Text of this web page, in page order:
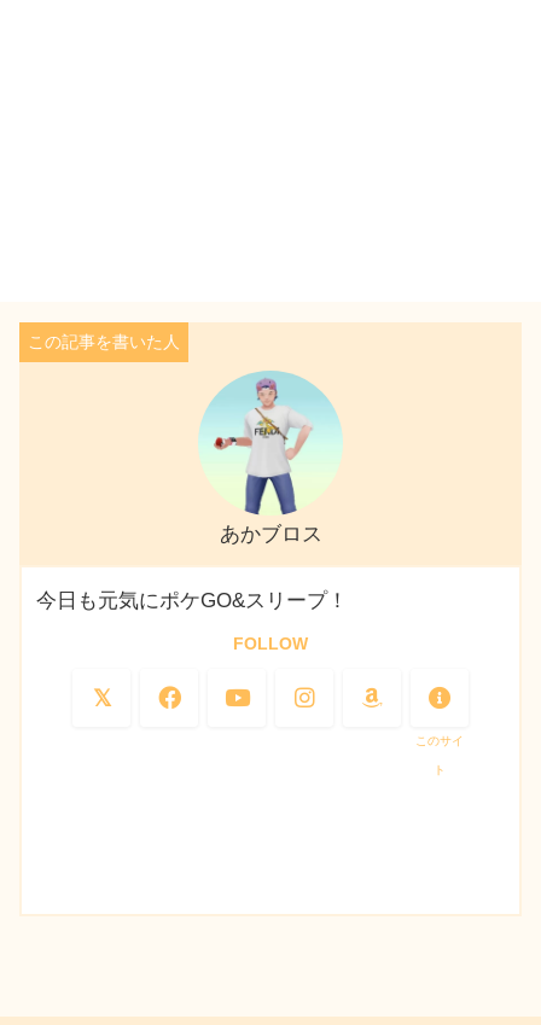
あかブロス
今日も元気にポケGO&スリープ！
FOLLOW
このサイ
ト